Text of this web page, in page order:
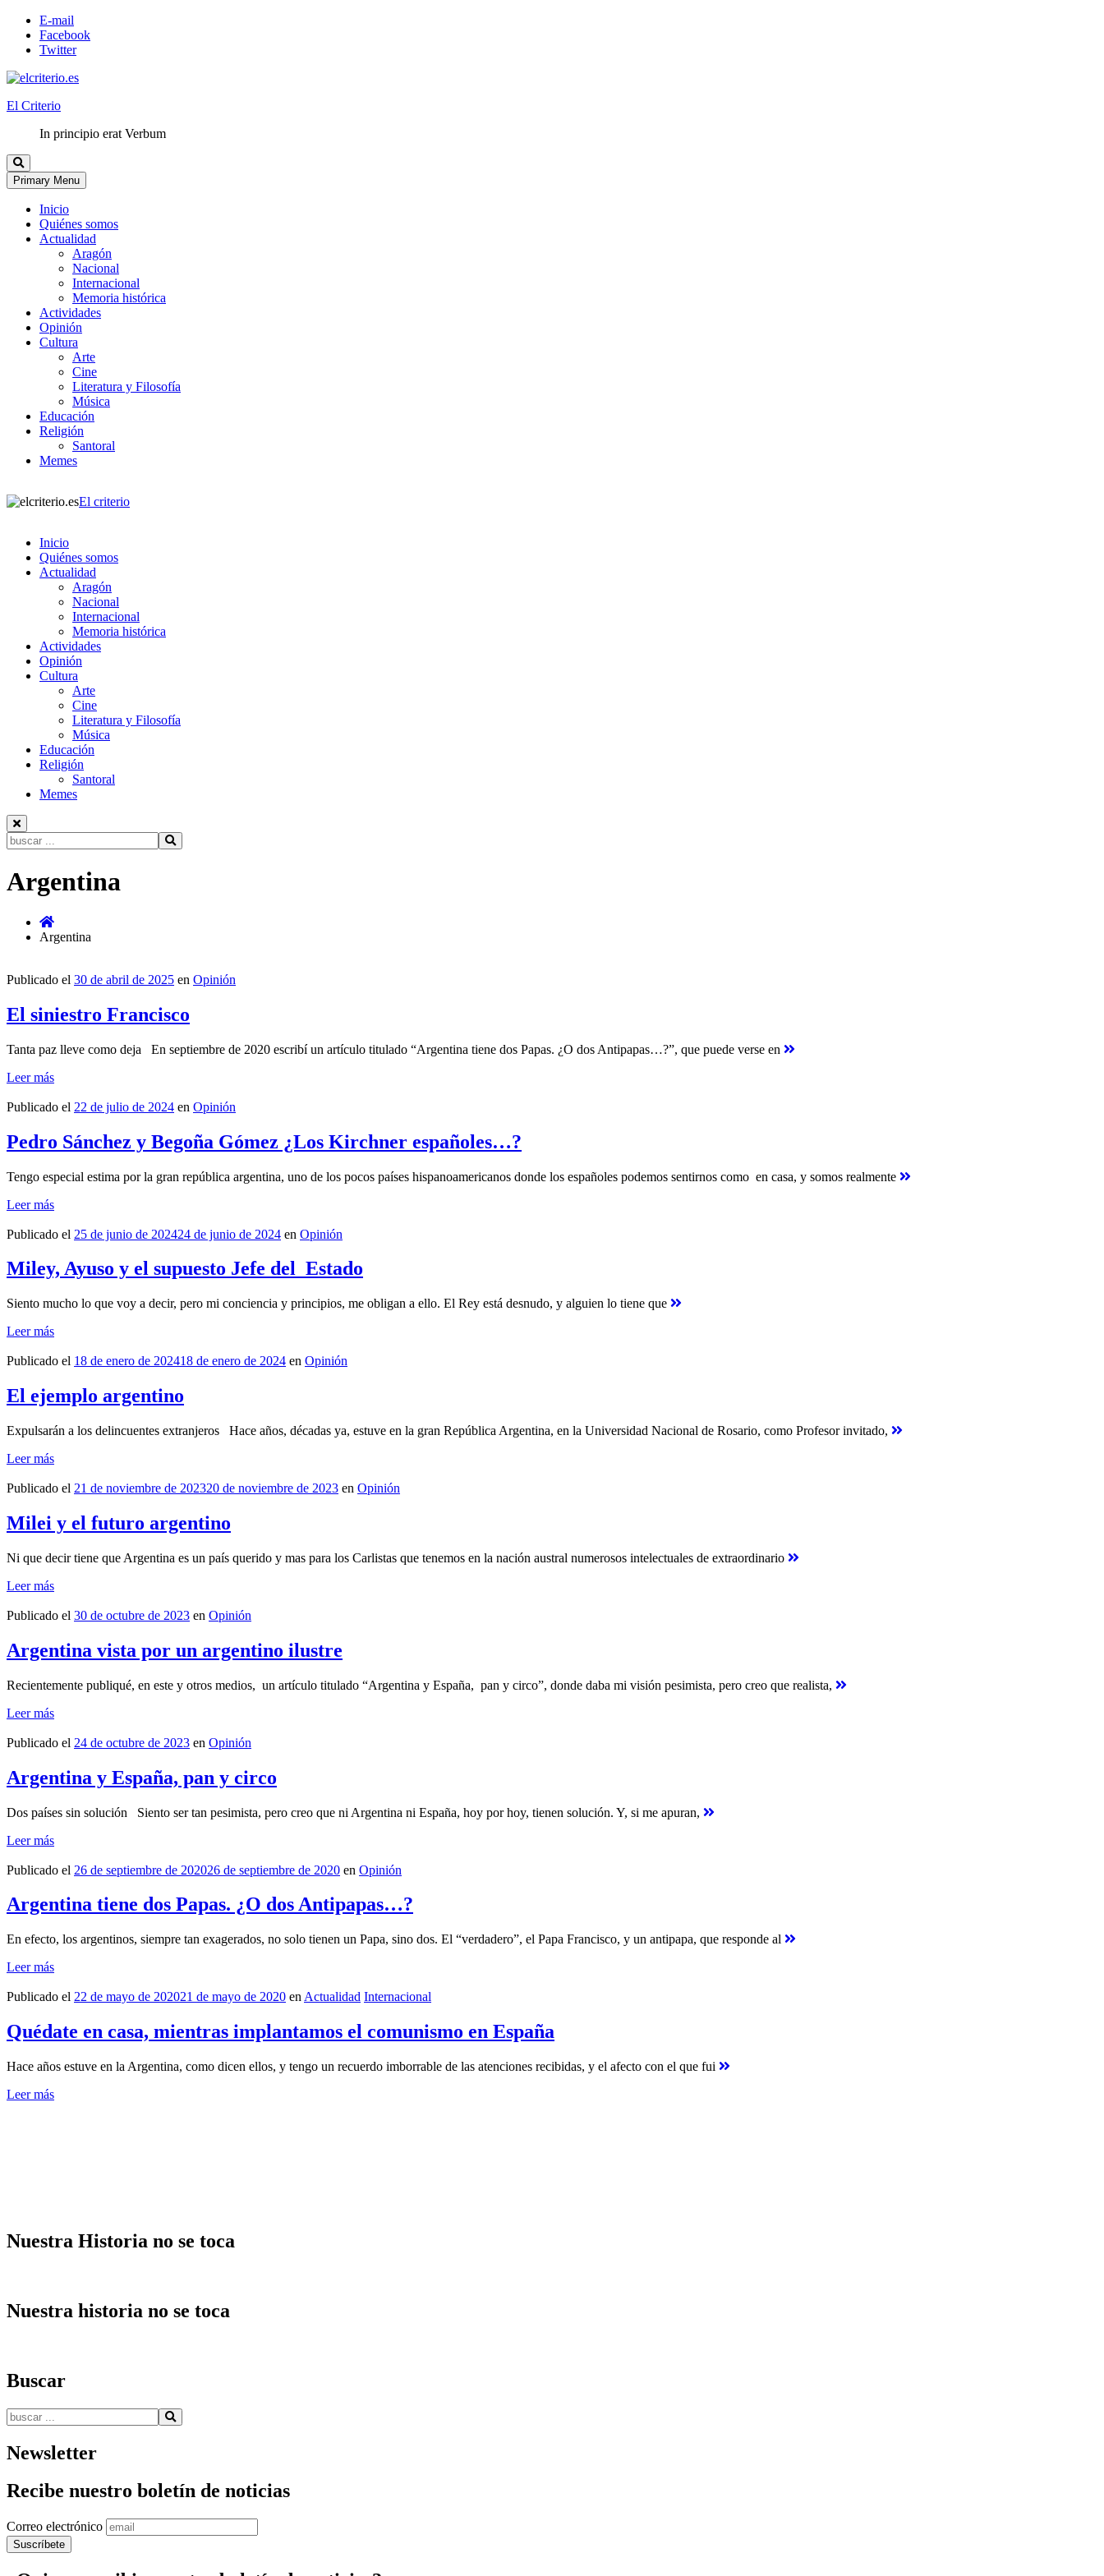
E-mail
Facebook
Twitter
El Criterio
In principio erat Verbum
Primary Menu
Inicio
Quiénes somos
Actualidad
Aragón
Nacional
Internacional
Memoria histórica
Actividades
Opinión
Cultura
Arte
Cine
Literatura y Filosofía
Música
Educación
Religión
Santoral
Memes
El criterio
Inicio
Quiénes somos
Actualidad
Aragón
Nacional
Internacional
Memoria histórica
Actividades
Opinión
Cultura
Arte
Cine
Literatura y Filosofía
Música
Educación
Religión
Santoral
Memes
Buscar:
Ir
al
Argentina
Argentina
Publicado el 30 de abril de 2025 en Opinión
El siniestro Francisco
Tanta paz lleve como deja En septiembre de 2020 escribí un artículo titulado “Argentina tiene dos Papas. ¿O dos Antipapas…?”, que puede verse en
Leer más
Publicado el 22 de julio de 2024 en Opinión
Pedro Sánchez y Begoña Gómez ¿Los Kirchner españoles…?
Tengo especial estima por la gran república argentina, uno de los pocos países hispanoamericanos donde los españoles podemos sentirnos como en casa, y somos realmente
Leer más
Publicado el 25 de junio de 202424 de junio de 2024 en Opinión
Miley, Ayuso y el supuesto Jefe del Estado
Siento mucho lo que voy a decir, pero mi conciencia y principios, me obligan a ello. El Rey está desnudo, y alguien lo tiene que
Leer más
Publicado el 18 de enero de 202418 de enero de 2024 en Opinión
El ejemplo argentino
Expulsarán a los delincuentes extranjeros Hace años, décadas ya, estuve en la gran República Argentina, en la Universidad Nacional de Rosario, como Profesor invitado,
Leer más
Publicado el 21 de noviembre de 202320 de noviembre de 2023 en Opinión
Milei y el futuro argentino
Ni que decir tiene que Argentina es un país querido y mas para los Carlistas que tenemos en la nación austral numerosos intelectuales de extraordinario
Leer más
Publicado el 30 de octubre de 2023 en Opinión
Argentina vista por un argentino ilustre
Recientemente publiqué, en este y otros medios, un artículo titulado “Argentina y España, pan y circo”, donde daba mi visión pesimista, pero creo que realista,
Leer más
Publicado el 24 de octubre de 2023 en Opinión
Argentina y España, pan y circo
Dos países sin solución Siento ser tan pesimista, pero creo que ni Argentina ni España, hoy por hoy, tienen solución. Y, si me apuran,
Leer más
Publicado el 26 de septiembre de 202026 de septiembre de 2020 en Opinión
Argentina tiene dos Papas. ¿O dos Antipapas…?
En efecto, los argentinos, siempre tan exagerados, no solo tienen un Papa, sino dos. El “verdadero”, el Papa Francisco, y un antipapa, que responde al
Leer más
Publicado el 22 de mayo de 202021 de mayo de 2020 en Actualidad Internacional
Quédate en casa, mientras implantamos el comunismo en España
Hace años estuve en la Argentina, como dicen ellos, y tengo un recuerdo imborrable de las atenciones recibidas, y el afecto con el que fui
Leer más
Nuestra Historia no se toca
Nuestra historia no se toca
Buscar
Buscar:
Newsletter
Recibe nuestro boletín de noticias
Correo electrónico